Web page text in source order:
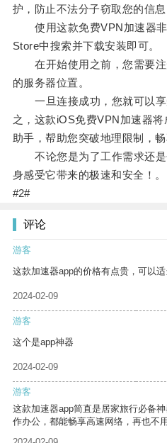
护，防止不法分子窃取您的信息
使用这款免费VPN加速器非
Store中搜索并下载安装即可。
在开始使用之前，您需要注
的服务器位置。
一旦连接成功，您就可以享
之，这款iOS免费VPN加速器
助手，帮助您突破地理限制，畅
不论您是为了工作需求还是
身感受它带来的极速和安全！。
#2#
评论
游客
这款加速器app的价格有点贵，可以
2024-02-09
游客
这个是app神器
2024-02-09
游客
这款加速器app简直是居家旅行必备
作办公，都能畅享高速网络，再也不